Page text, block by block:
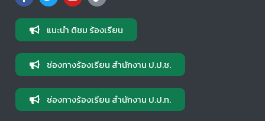
แนะนำ ติชม ร้องเรียน
ช่องทางร้องเรียน สำนักงาน ป.ป.ช.
ช่องทางร้องเรียน สำนักงาน ป.ป.ท.